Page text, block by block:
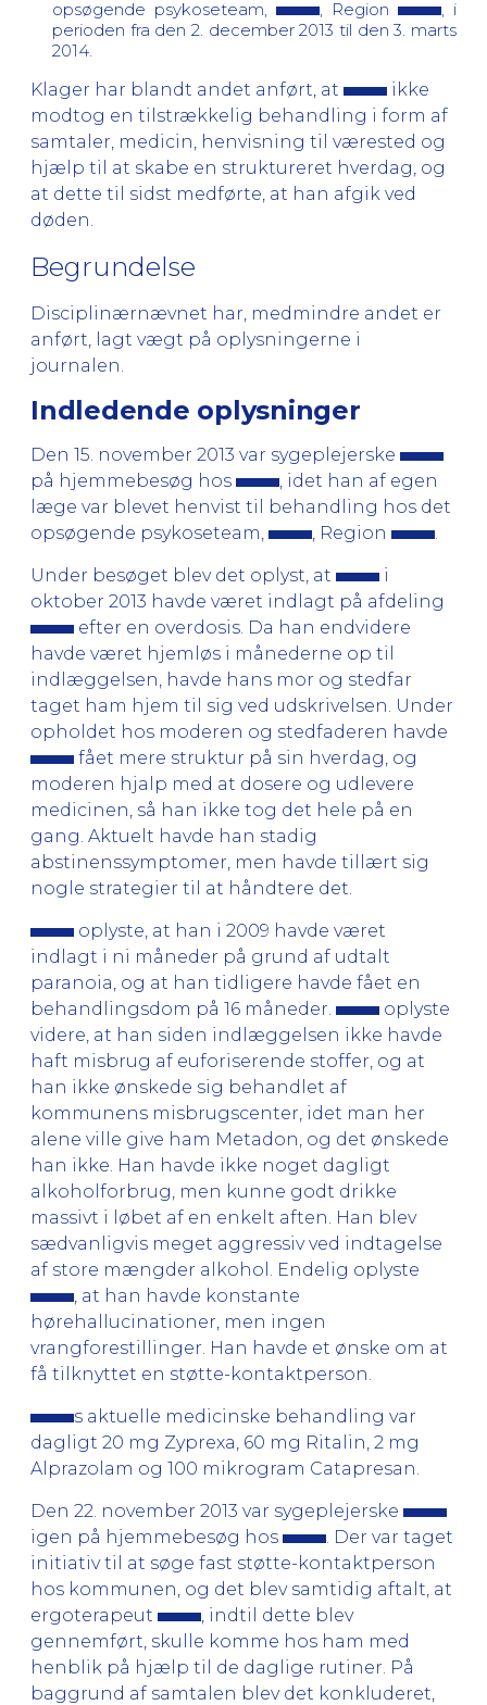
opsøgende psykoseteam, , Region
, i
perioden fra den 2. december 2013 til den 3. marts
2014.
Klager har blandt andet anført, at
ikke
modtog en tilstrækkelig behandling i form af
samtaler, medicin, henvisning til værested og
hjælp til at skabe en struktureret hverdag, og
at dette til sidst medførte, at han afgik ved
døden.
Begrundelse
Disciplinærnævnet har, medmindre andet er
anført, lagt vægt på oplysningerne i
journalen.
Indledende oplysninger
Den 15. november 2013 var sygeplejerske
på hjemmebesøg hos
, idet han af egen
læge var blevet henvist til behandling hos det
opsøgende psykoseteam,
, Region
Under besøget blev det oplyst, at
i
oktober 2013 havde været indlagt på afdeling
efter en overdosis. Da han endvidere
havde været hjemløs i månederne op til
indlæggelsen, havde hans mor og stedfar
taget ham hjem til sig ved udskrivelsen. Under
opholdet hos moderen og stedfaderen havde
fået mere struktur på sin hverdag, og
moderen hjalp med at dosere og udlevere
medicinen, så han ikke tog det hele på en
gang. Aktuelt havde han stadig
abstinenssymptomer, men havde tillært sig
nogle strategier til at håndtere det.
oplyste, at han i 2009 havde været
indlagt i ni måneder på grund af udtalt
paranoia, og at han tidligere havde fået en
behandlingsdom på 16 måneder.
oplyste
videre, at han siden indlæggelsen ikke havde
haft misbrug af euforiserende stoffer, og at
han ikke ønskede sig behandlet af
kommunens misbrugscenter, idet man her
alene ville give ham Metadon, og det ønskede
han ikke. Han havde ikke noget dagligt
alkoholforbrug, men kunne godt drikke
massivt i løbet af en enkelt aften. Han blev
sædvanligvis meget aggressiv ved indtagelse
af store mængder alkohol. Endelig oplyste
, at han havde konstante
hørehallucinationer, men ingen
vrangforestillinger. Han havde et ønske om at
få tilknyttet en støtte-kontaktperson.
s aktuelle medicinske behandling var
dagligt 20 mg Zyprexa, 60 mg Ritalin, 2 mg
Alprazolam og 100 mikrogram Catapresan.
Den 22. november 2013 var sygeplejerske
igen på hjemmebesøg hos
. Der var taget
initiativ til at søge fast støtte-kontaktperson
hos kommunen, og det blev samtidig aftalt, at
ergoterapeut
, indtil dette blev
gennemført, skulle komme hos ham med
henblik på hjælp til de daglige rutiner. På
baggrund af samtalen blev det konkluderet,